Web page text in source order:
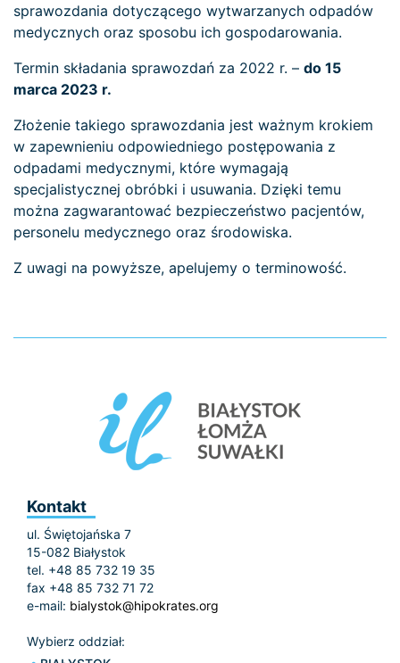
sprawozdania dotyczącego wytwarzanych odpadów
medycznych oraz sposobu ich gospodarowania.
Termin składania sprawozdań za 2022 r. – do 15
marca 2023 r.
Złożenie takiego sprawozdania jest ważnym krokiem
w zapewnieniu odpowiedniego postępowania z
odpadami medycznymi, które wymagają
specjalistycznej obróbki i usuwania. Dzięki temu
można zagwarantować bezpieczeństwo pacjentów,
personelu medycznego oraz środowiska.
Z uwagi na powyższe, apelujemy o terminowość.
Kontakt
ul. Świętojańska 7
15-082 Białystok
tel. +48 85 732 19 35
fax +48 85 732 71 72
e-mail: bialystok@hipokrates.org
Wybierz oddział: